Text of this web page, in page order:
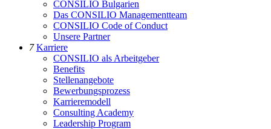
CONSILIO Bulgarien
Das CONSILIO Managementteam
CONSILIO Code of Conduct
Unsere Partner
7Karriere
CONSILIO als Arbeitgeber
Benefits
Stellenangebote
Bewerbungsprozess
Karrieremodell
Consulting Academy
Leadership Program